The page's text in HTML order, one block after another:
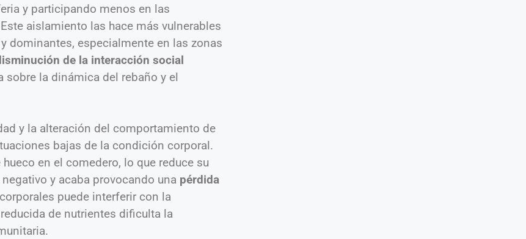
y participando menos en las
aislamiento las hace más vulnerables
dominantes, especialmente en las zonas
de la interacción social
la dinámica del rebaño y el
y la alteración del comportamiento de
bajas de la condición corporal.
en el comedero, lo que reduce su
y acaba provocando una pérdida
puede interferir con la
de nutrientes dificulta la